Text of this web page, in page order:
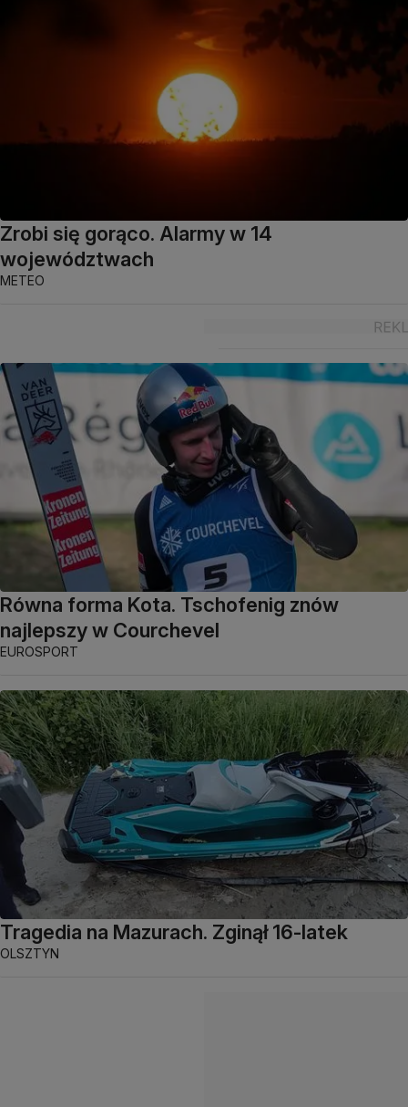
Zrobi się gorąco. Alarmy w 14
województwach
METEO
Równa forma Kota. Tschofenig znów
najlepszy w Courchevel
EUROSPORT
Tragedia na Mazurach. Zginął 16-latek
OLSZTYN